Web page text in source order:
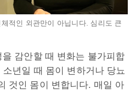
적인 외관만이 아닙니다. 심리도 큰
감안할 때 변화는 불가피합
년일 때 몸이 변하거나 당뇨
것인 몸이 변합니다. 매일 아